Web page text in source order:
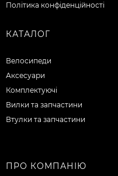
Політика конфіденційності
КАТАЛОГ
Велосипеди
Аксесуари
Комплектуючі
Вилки та запчастини
Втулки та запчастини
ПРО КОМПАНІЮ